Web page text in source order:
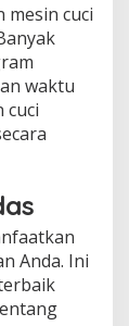
cuci
waktu
cuci
Anda. Ini